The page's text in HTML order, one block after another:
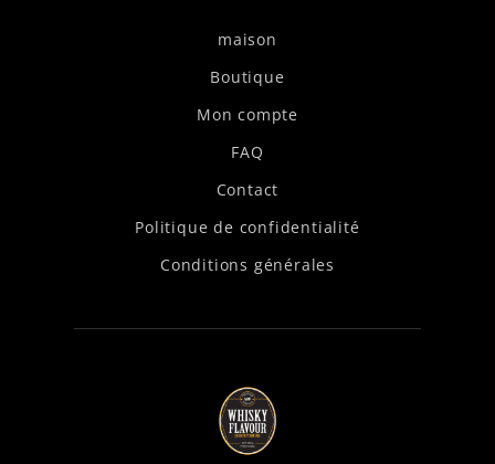
maison
Boutique
Mon compte
FAQ
Contact
Politique de confidentialité
Conditions générales